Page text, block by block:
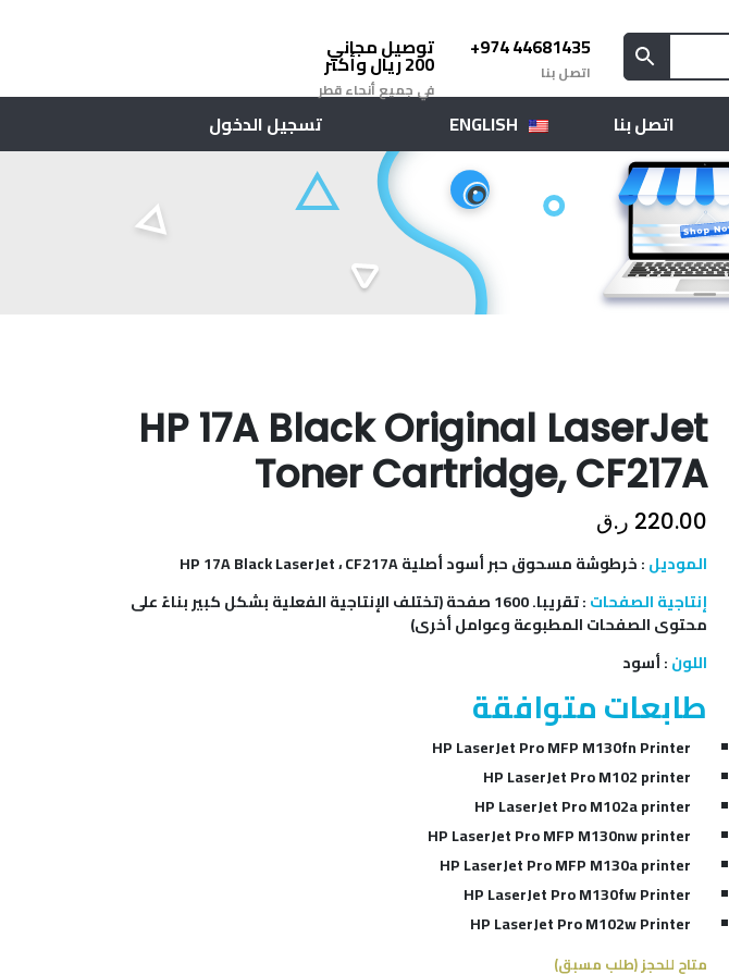
+974 44681435
اتصل بنا
توصيل مجاني
200 ريال وأكثر
في جميع أنحاء قطر
اتصل بنا ENGLISH تسجيل الدخول
HP 17A Black Original LaserJet
Toner Cartridge, CF217A
220.00 ر.ق
الموديل:خرطوشة مسحوق حبر أسود أصلية HP 17A Black LaserJet ، CF217A
إنتاجية الصفحات:
تقريبا. 1600 صفحة (تختلف الإنتاجية الفعلية بشكل كبير بناءً على
محتوى الصفحات المطبوعة وعوامل أخرى)
اللون:أسود
طابعات متوافقة
HP LaserJet Pro MFP M130fn Printer
HP LaserJet Pro M102 printer
HP LaserJet Pro M102a printer
HP LaserJet Pro MFP M130nw printer
HP LaserJet Pro MFP M130a printer
HP LaserJet Pro M130fw Printer
HP LaserJet Pro M102w Printer
متاح للحجز (طلب مسبق)